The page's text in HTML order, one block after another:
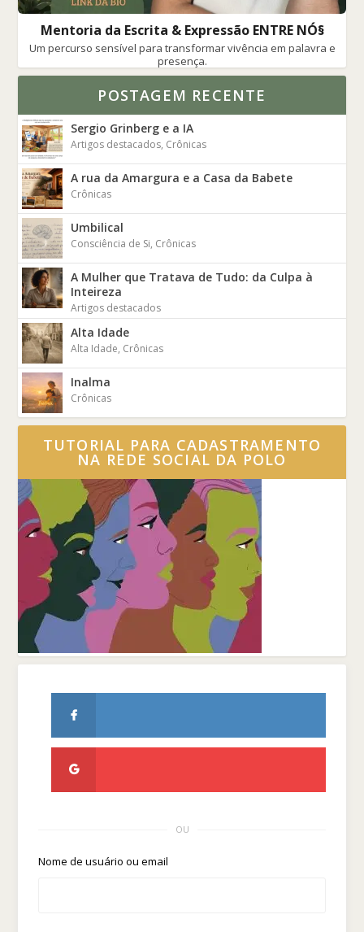
Mentoria da Escrita & Expressão ENTRE NÓ§
Um percurso sensível para transformar vivência em palavra e
presença.
POSTAGEM RECENTE
Sergio Grinberg e a IA
Artigos destacados, Crônicas
A rua da Amargura e a Casa da Babete
Crônicas
Umbilical
Consciência de Si, Crônicas
A Mulher que Tratava de Tudo: da Culpa à
Inteireza
Artigos destacados
Alta Idade
Alta Idade, Crônicas
Inalma
Crônicas
TUTORIAL PARA CADASTRAMENTO
NA REDE SOCIAL DA POLO
OU
Nome de usuário ou email